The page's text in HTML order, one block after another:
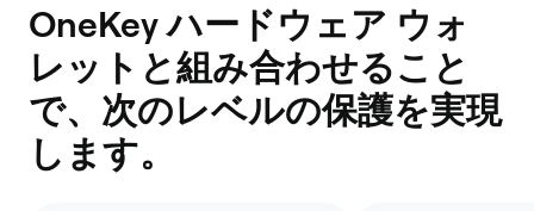
OneKey ハードウェア ウォ
レットと組み合わせること
で、次のレベルの保護を実現
します。